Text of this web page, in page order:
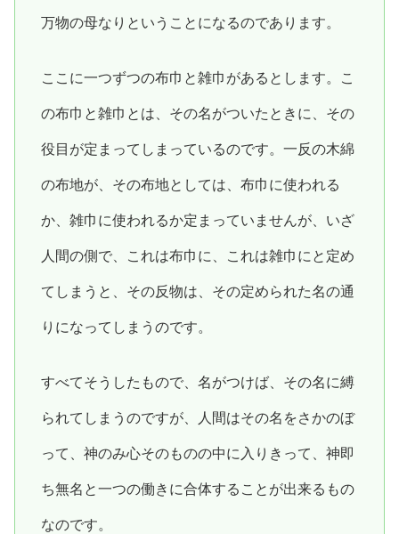
万物の母なりということになるのであります。
ここに一つずつの布巾と雑巾があるとします。こ
の布巾と雑巾とは、その名がついたときに、その
役目が定まってしまっているのです。一反の木綿
の布地が、その布地としては、布巾に使われる
か、雑巾に使われるか定まっていませんが、いざ
人間の側で、これは布巾に、これは雑巾にと定め
てしまうと、その反物は、その定められた名の通
りになってしまうのです。
すべてそうしたもので、名がつけば、その名に縛
られてしまうのですが、人間はその名をさかのぼ
って、神のみ心そのものの中に入りきって、神即
ち無名と一つの働きに合体することが出来るもの
なのです。